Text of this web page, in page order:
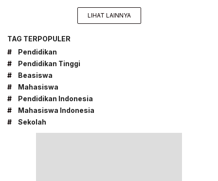
LIHAT LAINNYA
TAG TERPOPULER
#
Pendidikan
#
Pendidikan Tinggi
#
Beasiswa
#
Mahasiswa
#
Pendidikan Indonesia
#
Mahasiswa Indonesia
#
Sekolah